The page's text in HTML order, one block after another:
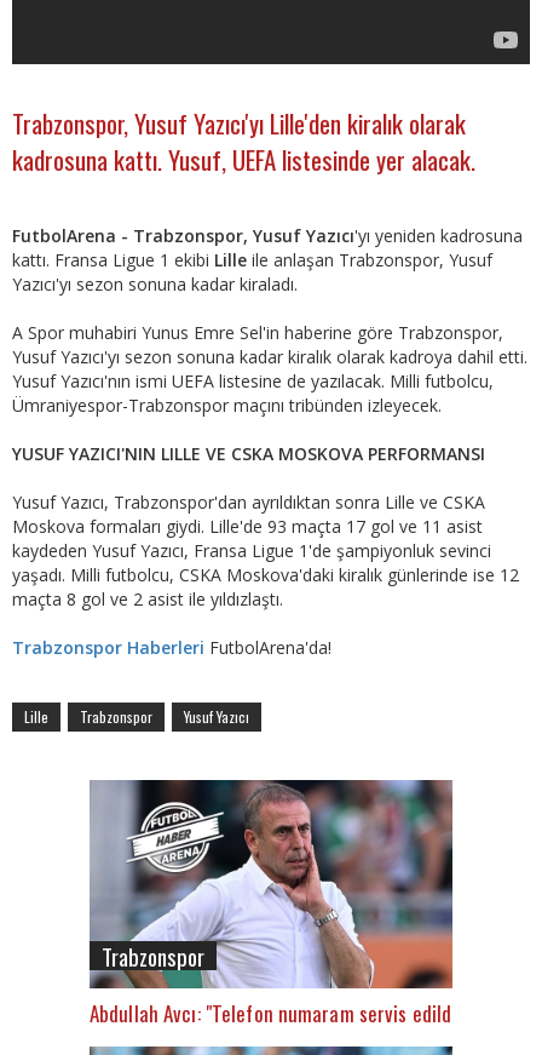
Trabzonspor, Yusuf Yazıcı'yı Lille'den kiralık olarak
kadrosuna kattı. Yusuf, UEFA listesinde yer alacak.
FutbolArena - Trabzonspor, Yusuf Yazıcı'yı yeniden kadrosuna
kattı. Fransa Ligue 1 ekibi Lille ile anlaşan Trabzonspor, Yusuf
Yazıcı'yı sezon sonuna kadar kiraladı.
A Spor muhabiri Yunus Emre Sel'in haberine göre Trabzonspor,
Yusuf Yazıcı'yı sezon sonuna kadar kiralık olarak kadroya dahil etti.
Yusuf Yazıcı'nın ismi UEFA listesine de yazılacak. Milli futbolcu,
Ümraniyespor-Trabzonspor maçını tribünden izleyecek.
YUSUF YAZICI'NIN LILLE VE CSKA MOSKOVA PERFORMANSI
Yusuf Yazıcı, Trabzonspor'dan ayrıldıktan sonra Lille ve CSKA
Moskova formaları giydi. Lille'de 93 maçta 17 gol ve 11 asist
kaydeden Yusuf Yazıcı, Fransa Ligue 1'de şampiyonluk sevinci
yaşadı. Milli futbolcu, CSKA Moskova'daki kiralık günlerinde ise 12
maçta 8 gol ve 2 asist ile yıldızlaştı.
Trabzonspor Haberleri FutbolArena'da!
Lille Trabzonspor Yusuf Yazıcı
Trabzonspor
Abdullah Avcı: "Telefon numaram servis edildi"